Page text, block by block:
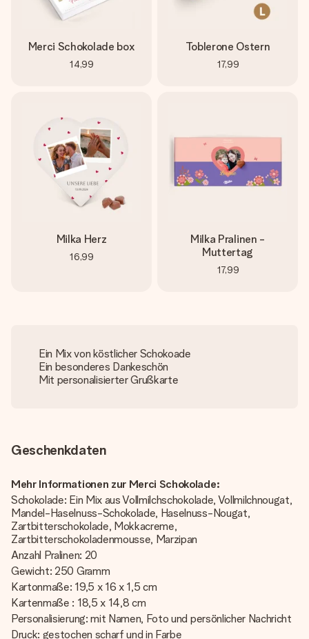
Merci Schokolade box
14,99
Toblerone Ostern
17,99
Milka Herz
16,99
Milka Pralinen -
Muttertag
17,99
Ein Mix von köstlicher Schokoade
Ein besonderes Dankeschön
Mit personalisierter Grußkarte
Geschenkdaten
Mehr Informationen zur Merci Schokolade:
Schokolade: Ein Mix aus Vollmilchschokolade, Vollmilchnougat,
Mandel-Haselnuss-Schokolade, Haselnuss-Nougat,
Zartbitterschokolade, Mokkacreme,
Zartbitterschokoladenmousse, Marzipan
Anzahl Pralinen: 20
Gewicht: 250 Gramm
Kartonmaße: 19,5 x 16 x 1,5 cm
Kartenmaße : 18,5 x 14,8 cm
Personalisierung: mit Namen, Foto und persönlicher Nachricht
Druck: gestochen scharf und in Farbe